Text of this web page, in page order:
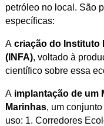
petróleo no local. São
específicas:
A criação do Instituto
(INFA), voltado à
científico sobre essa
A implantação de um
Marinhas, um
uso: 1. Corredores